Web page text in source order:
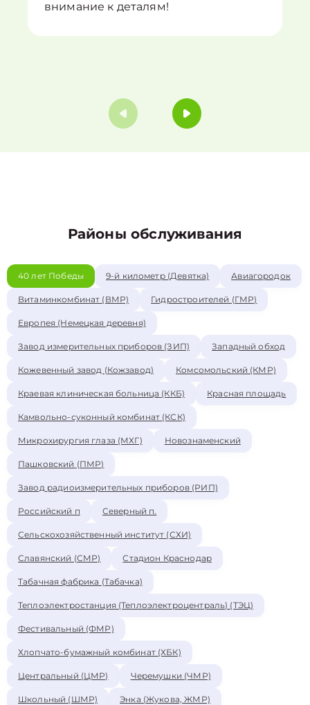
внимание к деталям!
Районы обслуживания
40 лет Победы 9-й километр (Девятка) Авиагородок
Витаминкомбинат (ВМР) Гидростроителей (ГМР)
Европея (Немецкая деревня)
Завод измерительных приборов (ЗИП) Западный обход
Кожевенный завод (Кожзавод) Комсомольский (КМР)
Краевая клиническая больница (ККБ) Красная площадь
Камвольно-суконный комбинат (КСК)
Микрохирургия глаза (МХГ) Новознаменский
Пашковский (ПМР)
Завод радиоизмерительных приборов (РИП)
Российский п Северный п.
Сельскохозяйственный институт (СХИ)
Славянский (СМР) Стадион Краснодар
Табачная фабрика (Табачка)
Теплоэлектростанция (Теплоэлектроцентраль) (ТЭЦ)
Фестивальный (ФМР)
Хлопчато-бумажный комбинат (ХБК)
Центральный (ЦМР) Черемушки (ЧМР)
Школьный (ШМР) Энка (Жукова, ЖМР)